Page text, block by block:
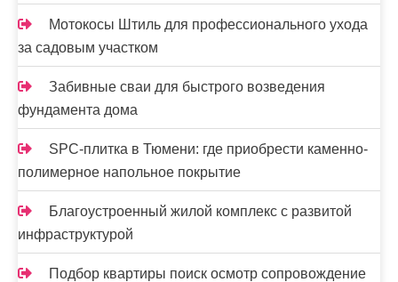
Мотокосы Штиль для профессионального ухода
за садовым участком
Забивные сваи для быстрого возведения
фундамента дома
SPC-плитка в Тюмени: где приобрести каменно-
полимерное напольное покрытие
Благоустроенный жилой комплекс с развитой
инфраструктурой
Подбор квартиры поиск осмотр сопровождение